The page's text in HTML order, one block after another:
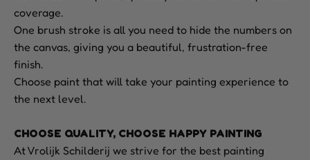
coverage.
One brush stroke is all you need to hide the numbers on
the canvas, giving you a beautiful, frustration-free
finish.
Choose paint that will take your painting experience to
the next level.
CHOOSE QUALITY, CHOOSE HAPPY PAINTING
At Vrolijk Schilderij we strive for the best painting